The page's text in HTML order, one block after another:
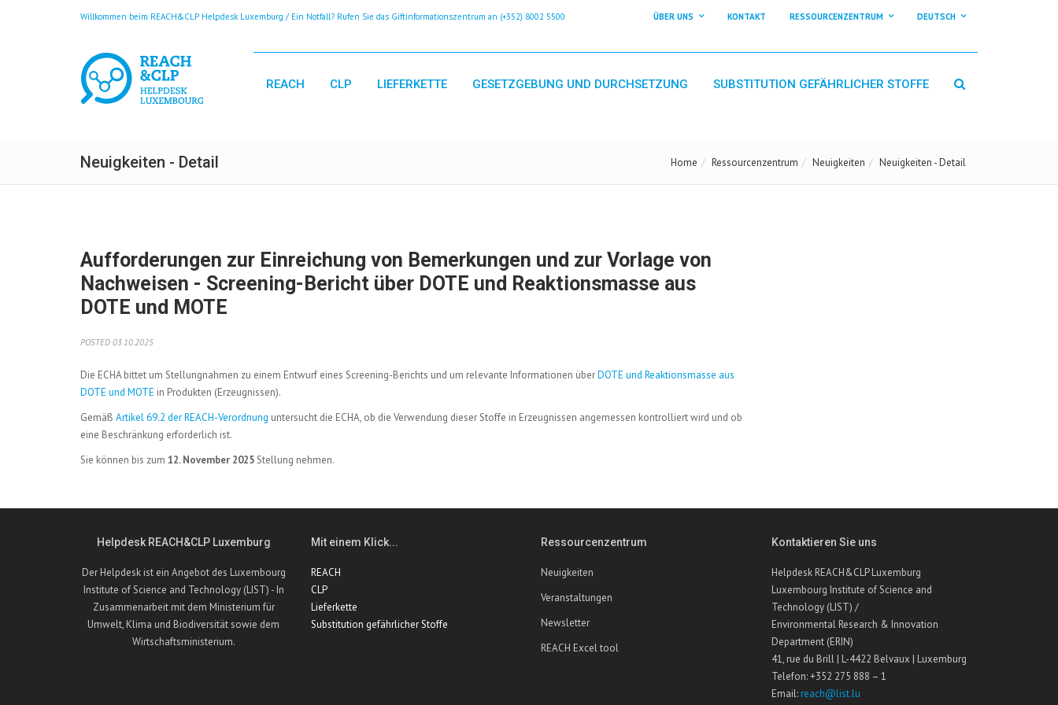
Willkommen beim REACH&CLP Helpdesk Luxemburg / Ein Notfall? Rufen Sie das Giftinformationszentrum an (+352) 8002 5500 ÜBER UNS KONTAKT RESSOURCENZENTRUM DEUTSCH
REACH CLP LIEFERKETTE GESETZGEBUNG UND DURCHSETZUNG SUBSTITUTION GEFÄHRLICHER STOFFE
Neuigkeiten - Detail Home Ressourcenzentrum Neuigkeiten Neuigkeiten - Detail
Aufforderungen zur Einreichung von Bemerkungen und zur Vorlage von
Nachweisen - Screening-Bericht über DOTE und Reaktionsmasse aus
DOTE und MOTE
POSTED 03.10.2025
Die ECHA bittet um Stellungnahmen zu einem Entwurf eines Screening-Berichts und um relevante Informationen überDOTE und Reaktionsmasse aus
DOTE und MOTE in Produkten (Erzeugnissen).
Gemäß Artikel 69.2 der REACH-Verordnung untersucht die ECHA, ob die Verwendung dieser Stoffe in Erzeugnissen angemessen kontrolliert wird und ob
eine Beschränkung erforderlich ist.
Sie können bis zum 12. November 2025Stellung nehmen.
Helpdesk REACH&CLP Luxemburg
Der Helpdesk ist ein Angebot des Luxembourg
Institute of Science and Technology (LIST) - In
Zusammenarbeit mit dem Ministerium für
Umwelt, Klima und Biodiversität sowie dem
Wirtschaftsministerium.
Mit einem Klick...
REACH
CLP
Lieferkette
Substitution gefährlicher Stoffe
Ressourcenzentrum
Neuigkeiten
Veranstaltungen
Newsletter
REACH Excel tool
Kontaktieren Sie uns
Helpdesk REACH&CLP Luxemburg
Luxembourg Institute of Science and
Technology (LIST) /
Environmental Research & Innovation
Department (ERIN)
41, rue du Brill | L-4422 Belvaux | Luxemburg
Telefon: +352 275 888 – 1
Email: reach@list.lu